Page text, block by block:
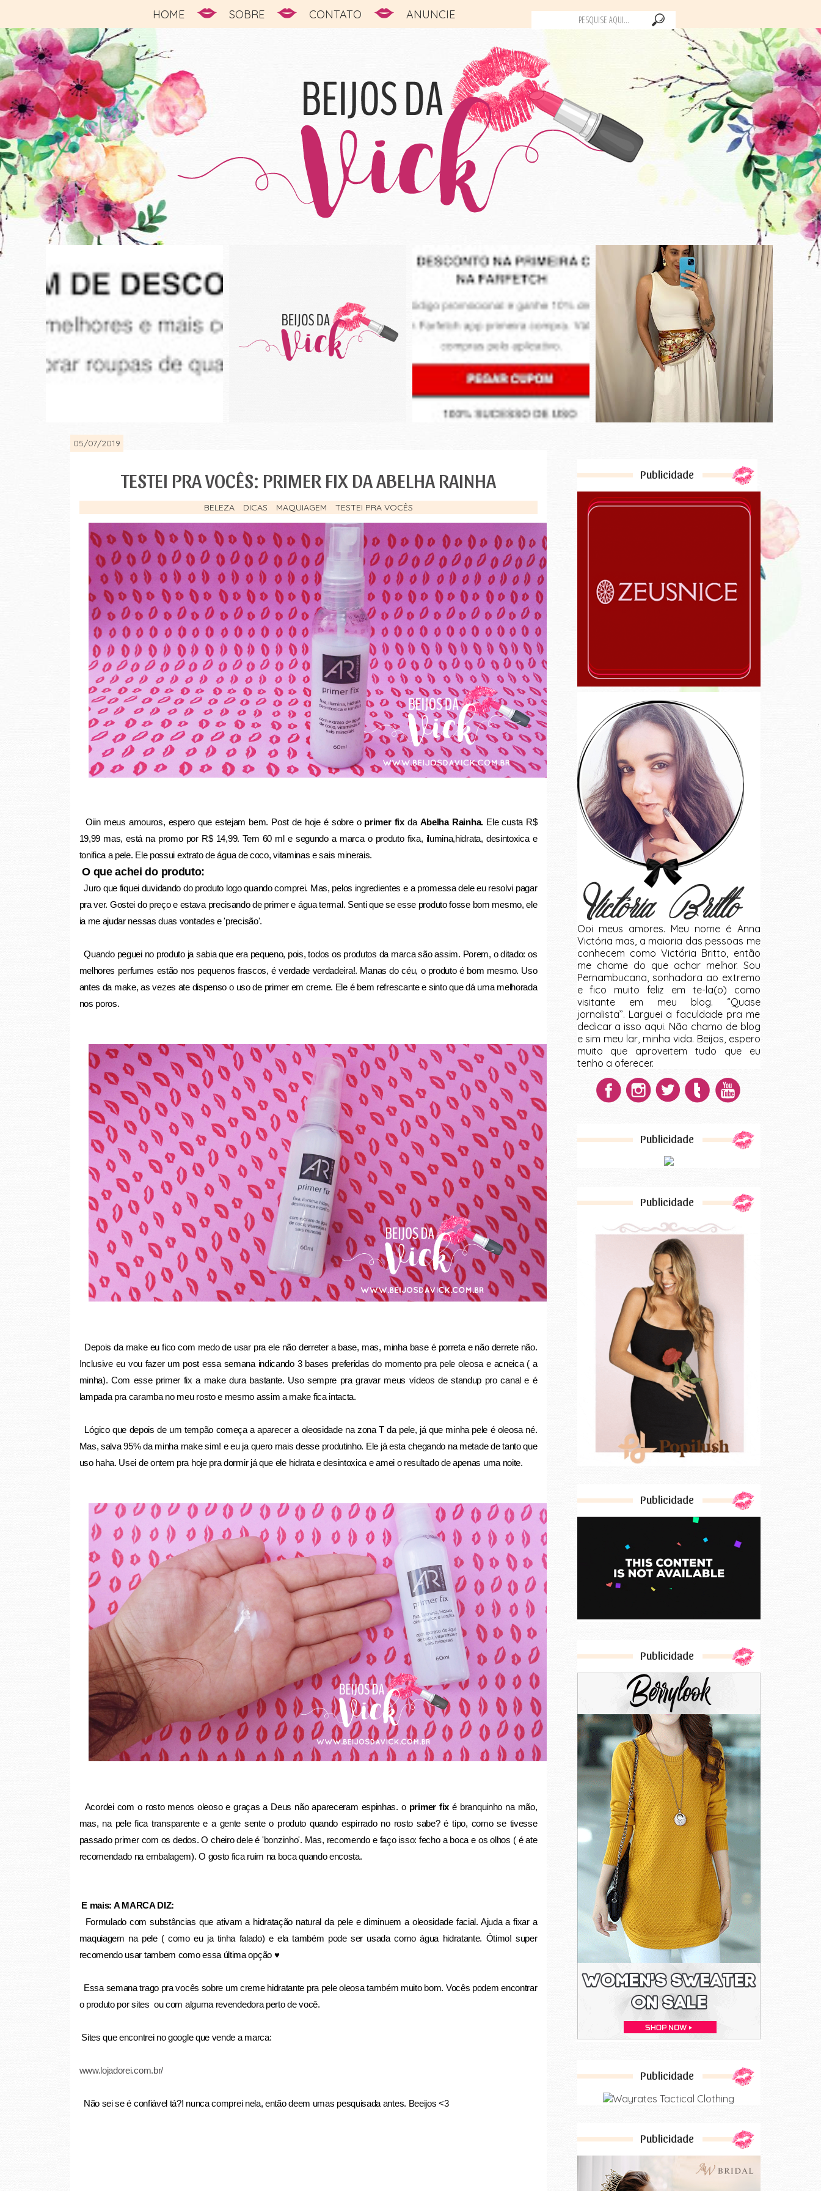
HOME SOBRE CONTATO ANUNCIE
05/07/2019
TESTEI PRA VOCÊS: PRIMER FIX DA ABELHA RAINHA
BELEZA DICAS MAQUIAGEM TESTEI PRA VOCÊS
Oiin meus amouros, espero que estejam bem. Post de hoje é sobre o primer fixda Abelha Rainha. Ele custa R$
19,99 mas, está na promo por R$ 14,99. Tem 60 ml e segundo a marca o produto fixa, ilumina,hidrata, desintoxica e
tonifica a pele. Ele possui extrato de água de coco, vitaminas e sais minerais.
O que achei do produto:
Juro que fiquei duvidando do produto logo quando comprei. Mas, pelos ingredientes e a promessa dele eu resolvi pagar
pra ver. Gostei do preço e estava precisando de primer e água termal. Senti que se esse produto fosse bom mesmo, ele
ia me ajudar nessas duas vontades e 'precisão'.
Quando peguei no produto ja sabia que era pequeno, pois, todos os produtos da marca são assim. Porem, o ditado: os
melhores perfumes estão nos pequenos frascos, é verdade verdadeira!. Manas do céu, o produto é bom mesmo. Uso
antes da make, as vezes ate dispenso o uso de primer em creme. Ele é bem refrescante e sinto que dá uma melhorada
nos poros.
Depois da make eu fico com medo de usar pra ele não derreter a base, mas, minha base é porreta e não derrete não.
Inclusive eu vou fazer um post essa semana indicando 3 bases preferidas do momento pra pele oleosa e acneica ( a
minha). Com esse primer fix a make dura bastante. Uso sempre pra gravar meus vídeos de standup pro canal e é
lampada pra caramba no meu rosto e mesmo assim a make fica intacta.
Lógico que depois de um tempão começa a aparecer a oleosidade na zona T da pele, já que minha pele é oleosa né.
Mas, salva 95% da minha make sim! e eu ja quero mais desse produtinho. Ele já esta chegando na metade de tanto que
uso haha. Usei de ontem pra hoje pra dormir já que ele hidrata e desintoxica e amei o resultado de apenas uma noite.
Acordei com o rosto menos oleoso e graças a Deus não apareceram espinhas. o primer fix é branquinho na mão,
mas, na pele fica transparente e a gente sente o produto quando espirrado no rosto sabe? é tipo, como se tivesse
passado primer com os dedos. O cheiro dele é 'bonzinho'. Mas, recomendo e faço isso: fecho a boca e os olhos ( é ate
recomendado na embalagem). O gosto fica ruim na boca quando encosta.
E mais: A MARCA DIZ:
Formulado com substâncias que ativam a hidratação natural da pele e diminuem a oleosidade facial. Ajuda a fixar a
maquiagem na pele ( como eu ja tinha falado) e ela também pode ser usada como água hidratante. Ótimo! super
recomendo usar tambem como essa última opção ♥
Essa semana trago pra vocês sobre um creme hidratante pra pele oleosa também muito bom. Vocês podem encontrar
o produto por sites ou com alguma revendedora perto de você.
Sites que encontrei no google que vende a marca:
www.lojadorei.com.br/
Não sei se é confiável tá?! nunca comprei nela, então deem umas pesquisada antes. Beeijos <3
Publicidade
Ooi meus amores. Meu nome é Anna
Victória mas, a maioria das pessoas me
conhecem como Victória Britto, então
me chame do que achar melhor. Sou
Pernambucana, sonhadora ao extremo
e fico muito feliz em te-la(o) como
visitante em meu blog. ‘’Quase
jornalista’’. Larguei a faculdade pra me
dedicar a isso aqui. Não chamo de blog
e sim meu lar, minha vida. Beijos, espero
muito que aproveitem tudo que eu
tenho a oferecer.
Publicidade
Publicidade
Publicidade
Publicidade
Publicidade
Publicidade